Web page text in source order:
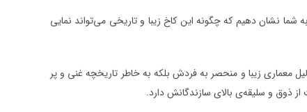
شما نشان دهیم که چگونه این کاخ زیبا و تاریخی می‌تواند نمایی
معماری زیبا و منحصر به فردش بلکه به خاطر تاریخچه غنی و پر
ذوق و سلیقه‌ی بالای سازندگانش دارد.